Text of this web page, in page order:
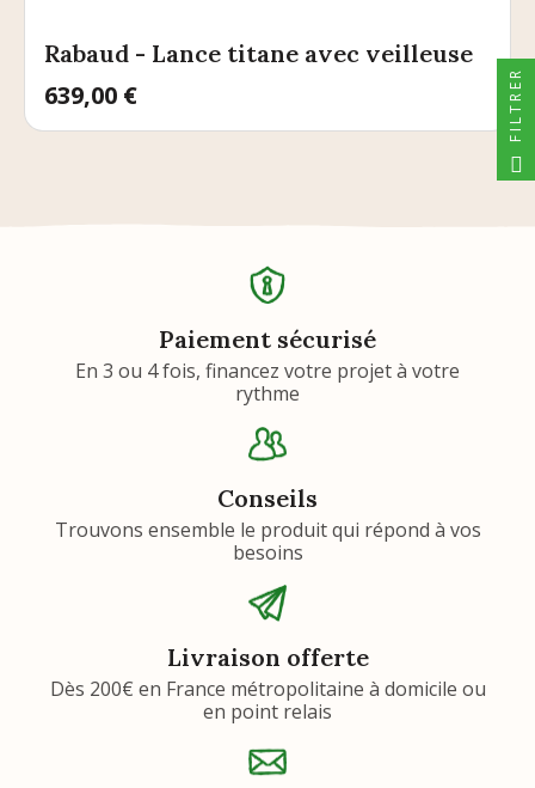
Rabaud - Lance titane avec veilleuse
Prix
639,00 €
Paiement sécurisé
En 3 ou 4 fois, financez votre projet à votre
rythme
Conseils
Trouvons ensemble le produit qui répond à vos
besoins
Livraison offerte
Dès 200€ en France métropolitaine à domicile ou
en point relais
FILTRER